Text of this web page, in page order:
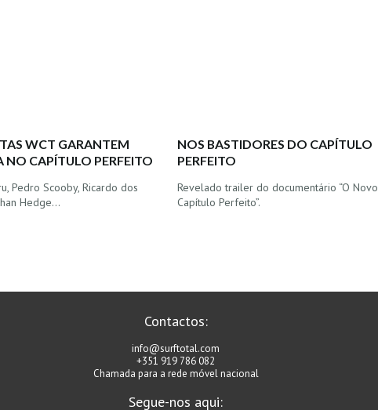
WCT GARANTEM
NO CAPÍTULO PERFEITO
Pedro Scooby, Ricardo dos
Hedge…
NOS BASTIDORES DO CAPÍTULO
PERFEITO
Revelado trailer do documentário “O Novo
Capítulo Perfeito”.
Contactos:
info@surftotal.com
+351 919 786 082
Chamada para a rede móvel nacional
Segue-nos aqui: